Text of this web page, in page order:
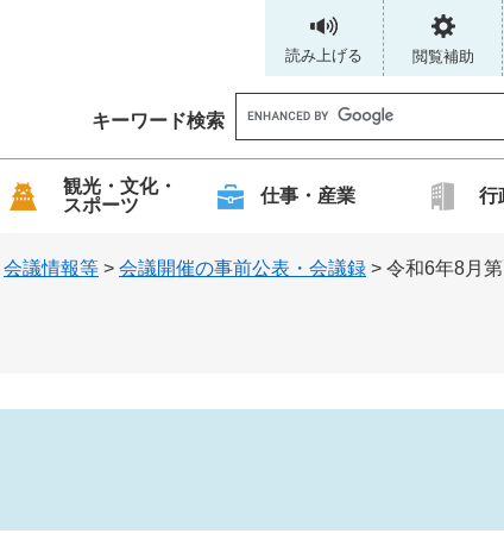
読み上げる 閲覧補助
キーワード検索
G
o
g
l
カ
観光・文化・
スポーツ
仕事・産業 行
会議情報等 > 会議開催の事前公表・会議録 > 令和6年8月